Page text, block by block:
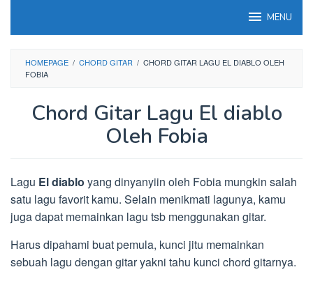
MENU
HOMEPAGE / CHORD GITAR / CHORD GITAR LAGU EL DIABLO OLEH
FOBIA
Chord Gitar Lagu El diablo
Oleh Fobia
Lagu El diablo yang dinyanyiin oleh Fobia mungkin salah
satu lagu favorit kamu. Selain menikmati lagunya, kamu
juga dapat memainkan lagu tsb menggunakan gitar.
Harus dipahami buat pemula, kunci jitu memainkan
sebuah lagu dengan gitar yakni tahu kunci chord gitarnya.